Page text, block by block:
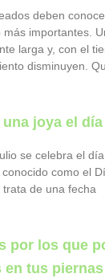
deben
más importantes.
larga y, con el
disminuyen.
una joya el
se celebra el
conocido como el
trata de una fecha
por los que
en tus piernas